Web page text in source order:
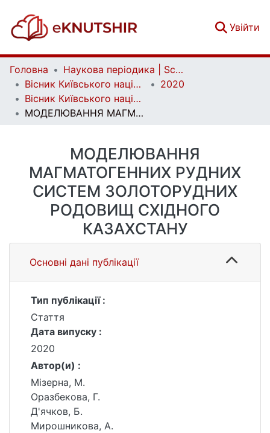
Увійти
Головна
Наукова періодика | Scientific periodicals
Вісник Київського національного університету імені Тараса Шевченка. Геологія | Visnyk of Taras Shevchenko National University of Kyiv. Geology
2020
Вісник Київського національного університету імені Тараса Шевченка. Геологія. 4(91)
МОДЕЛЮВАННЯ МАГМАТОГЕННИХ РУДНИХ СИСТЕМ ЗОЛОТОРУДНИХ РОДОВИЩ СХІДНОГО КАЗАХСТАНУ
МОДЕЛЮВАННЯ
МАГМАТОГЕННИХ РУДНИХ
СИСТЕМ ЗОЛОТОРУДНИХ
РОДОВИЩ СХІДНОГО
КАЗАХСТАНУ
Основні дані публікації
Тип публікації :
Стаття
Дата випуску :
2020
Автор(и) :
Мізерна, М.
Оразбекова, Г.
Д'ячков, Б.
Мирошникова, А.